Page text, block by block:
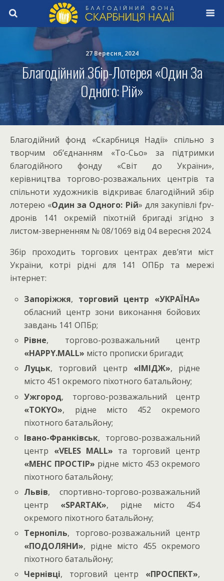
27 Вересня, 2024
Благодійний Збір-Лотерея «Один За
Одного: Рій»
Благодійний фонд «Скарбниця Надії» спільно з
творчим об’єднанням «То-Сьо» за підтримки
благодійного фонду «Світ до України»,
керівництва торгово-розважальних центрів та
спільноти художників відкриває благодійний збір
лотерею «Один за Одного: Рій» для закупівлі fpv-
дронів 141 окремій піхотній бригаді згідно з
листом-зверненням № 08/1069 від 04 вересня 2024.
Збір проходить торгових центрах дев’яти міст
України, котрі рідні для 141 ОПБр та мережі
інтернет:
Запоріжжя, торговий центр «УКРАЇНА»
обласний центр зони виконання бойових
завдань 141 ОПБр;
Рівне, торгово-розважальний центр
«HAPPY.MALL» місто прописки бригади;
Луцьк, торговий центр «ІМІДЖ», рідне
місто 451 окремого піхотного батальйону;
Ужгород, торгово-розважальний центр
«TOKYO», рідне місто 452 окремого
піхотного батальйону;
Івано-Франківськ, торгово-розважальний
центр «VELES MALL» та торговий центр
«МЕНС ПРОСТІР» рідне місто 453 окремого
піхотного батальйону;
Львів, спортивно-торгово-розважальний
центр «SPARTAK», рідне місто 454
окремого піхотного батальйону;
Тернопіль, торгово-розважальний центр
«ПОДОЛЯНИ», рідне місто 455 окремого
піхотного батальйону;
Чернівці, торговий центр «ПРОСПЕКТ»,